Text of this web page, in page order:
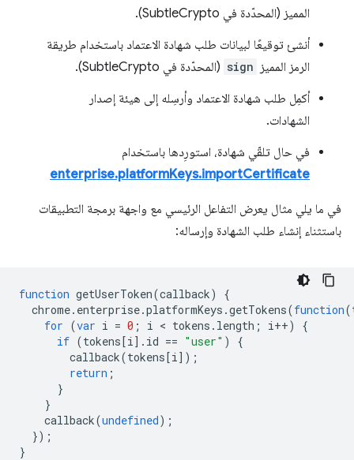
المميز (المحدّدة في SubtleCrypto).
أنشئ توقيعًا لبيانات طلب شهادة الاعتماد باستخدام طريقة
الرمز المميز sign (المحدّدة في SubtleCrypto).
أكمِل طلب شهادة الاعتماد وأرسِله إلى هيئة إصدار
الشهادات.
في حال تلقّي شهادة، استورِدها باستخدام
enterprise.platformKeys.importCertificate
في ما يلي مثال يعرض التفاعل الرئيسي مع واجهة برمجة التطبيقات
باستثناء إنشاء طلب الشهادة وإرساله:
function getUserToken(callback)
{
chrome. enterprise.platformKeys .getTokens(function(
for (var i = 0 ; i < tokens . length ; i++)
{
if (tokens[i]. id == "user" )
{
callback(tokens[i]);
return ;
}
}
callback(undefined);
});
}